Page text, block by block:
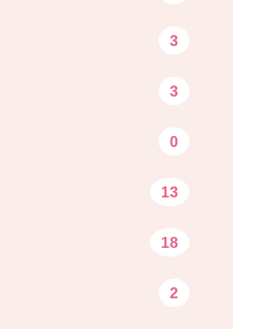
3
3
0
13
18
2